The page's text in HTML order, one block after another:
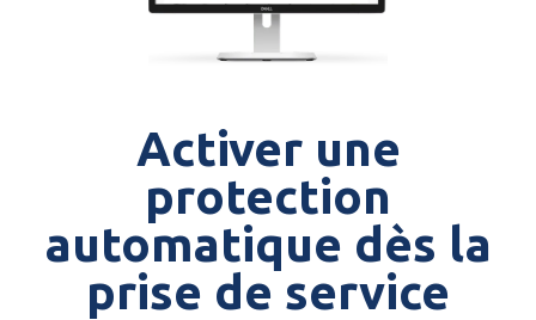
Activer une
protection
automatique dès la
prise de service